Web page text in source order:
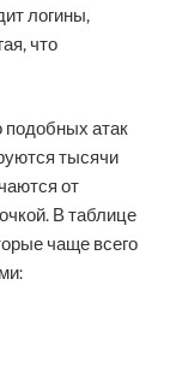
логины,
что
подобных атак
тысячи
от
В таблице
чаще всего